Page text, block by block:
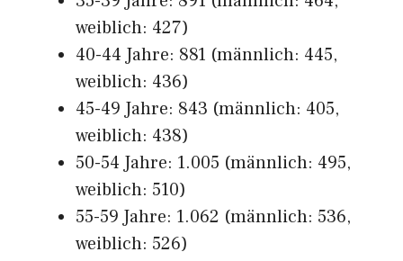
weiblich: 427)
40-44 Jahre: 881 (männlich: 445,
weiblich: 436)
45-49 Jahre: 843 (männlich: 405,
weiblich: 438)
50-54 Jahre: 1.005 (männlich: 495,
weiblich: 510)
55-59 Jahre: 1.062 (männlich: 536,
weiblich: 526)